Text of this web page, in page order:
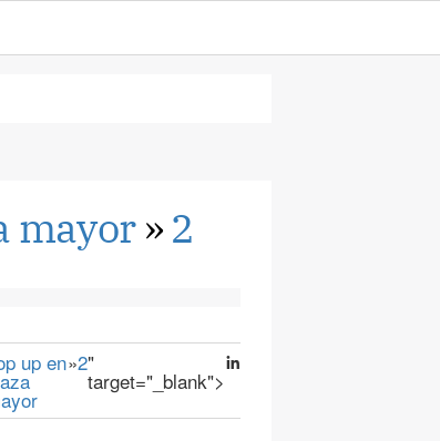
mayor»2
up en»2"
target="_blank">